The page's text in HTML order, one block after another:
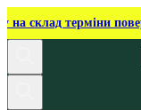
на склад терміни